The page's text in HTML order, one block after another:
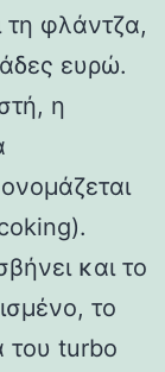
τη φλάντζα,
ευρώ.
η
και το
το
του turbo